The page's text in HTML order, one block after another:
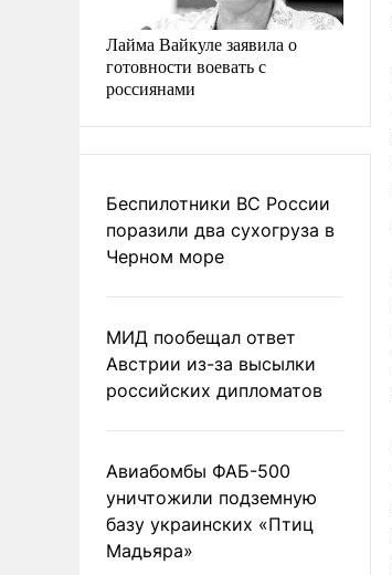
Лайма Вайкуле заявила о
готовности воевать с
россиянами
Беспилотники ВС России
поразили два сухогруза в
Черном море
МИД пообещал ответ
Австрии из-за высылки
российских дипломатов
Авиабомбы ФАБ-500
уничтожили подземную
базу украинских «Птиц
Мадьяра»